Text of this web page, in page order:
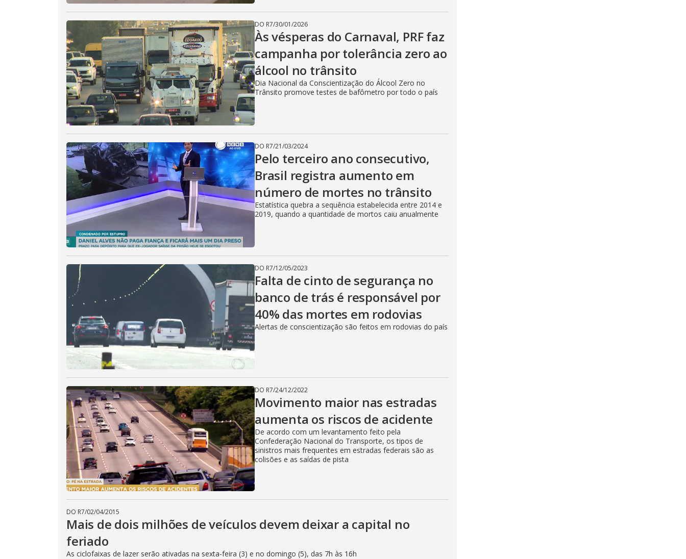
DO R7/30/01/2026
Às vésperas do Carnaval, PRF faz
campanha por tolerância zero ao
álcool no trânsito
Dia Nacional da Conscientização do Álcool Zero no
Trânsito promove testes de bafômetro por todo o país
DO R7/21/03/2024
Pelo terceiro ano consecutivo,
Brasil registra aumento em
número de mortes no trânsito
Estatística quebra a sequência estabelecida entre 2014 e
2019, quando a quantidade de mortos caiu anualmente
DO R7/12/05/2023
Falta de cinto de segurança no
banco de trás é responsável por
40% das mortes em rodovias
Alertas de conscientização são feitos em rodovias do país
DO R7/24/12/2022
Movimento maior nas estradas
aumenta os riscos de acidente
De acordo com um levantamento feito pela
Confederação Nacional do Transporte, os tipos de
sinistros mais frequentes em estradas federais são as
colisões e as saídas de pista
DO R7/02/04/2015
Mais de dois milhões de veículos devem deixar a capital no
feriado
As ciclofaixas de lazer serão ativadas na sexta-feira (3) e no domingo (5), das 7h às 16h